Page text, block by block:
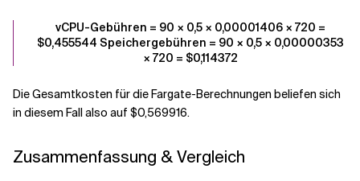
vCPU-Gebühren = 90 × 0,5 × 0,00001406 × 720 =
$0,455544 Speichergebühren = 90 × 0,5 × 0,00000353
× 720 = $0,114372
Die Gesamtkosten für die Fargate-Berechnungen beliefen sich
in diesem Fall also auf $0,569916.
Zusammenfassung & Vergleich